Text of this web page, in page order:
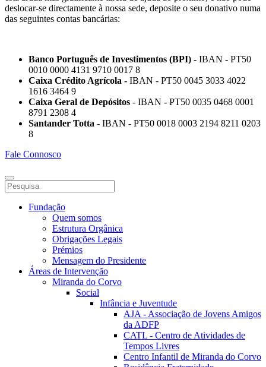
deslocar-se directamente à nossa sede, deposite o seu donativo numa
das seguintes contas bancárias:
Banco Português de Investimentos (BPI) - IBAN - PT50
0010 0000 4131 9710 0017 8
Caixa Crédito Agrícola - IBAN - PT50 0045 3033 4022
1616 3464 9
Caixa Geral de Depósitos - IBAN - PT50 0035 0468 0001
8791 2308 4
Santander Totta - IBAN - PT50 0018 0003 2194 8211 0203
8
Fale Connosco
Fundação
Quem somos
Estrutura Orgânica
Obrigações Legais
Prémios
Mensagem do Presidente
Áreas de Intervenção
Miranda do Corvo
Social
Infância e Juventude
AJA - Associação de Jovens Amigos
da ADFP
CATL - Centro de Atividades de
Tempos Livres
Centro Infantil de Miranda do Corvo